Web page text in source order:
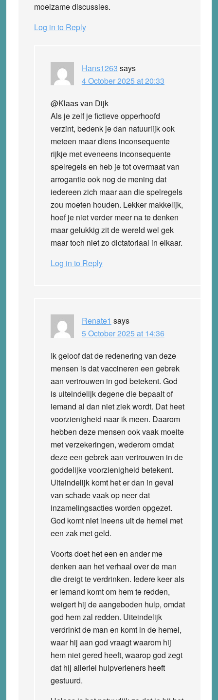
moeizame discussies.
Log in to Reply
Hans1263 says
4 October 2025 at 20:33
@Klaas van Dijk
Als je zelf je fictieve opperhoofd
verzint, bedenk je dan natuurlijk ook
meteen maar diens inconsequente
rijkje met eveneens inconsequente
spelregels en heb je tot overmaat van
arrogantie ook nog de mening dat
iedereen zich maar aan die spelregels
zou moeten houden. Lekker makkelijk,
hoef je niet verder meer na te denken
maar gelukkig zit de wereld wel gek
maar toch niet zo dictatoriaal in elkaar.
Log in to Reply
Renate1 says
5 October 2025 at 14:36
Ik geloof dat de redenering van deze
mensen is dat vaccineren een gebrek
aan vertrouwen in god betekent. God
is uiteindelijk degene die bepaalt of
iemand al dan niet ziek wordt. Dat heet
voorzienigheid naar ik meen. Daarom
hebben deze mensen ook vaak moeite
met verzekeringen, wederom omdat
deze een gebrek aan vertrouwen in de
goddelijke voorzienigheid betekent.
Uiteindelijk komt het er dan in geval
van schade vaak op neer dat
inzamelingsacties worden opgezet.
God komt niet ineens uit de hemel met
een zak met geld.
Voorts doet het een en ander me
denken aan het verhaal over de man
die dreigt te verdrinken. Iedere keer als
er iemand komt om hem te redden,
weigert hij de aangeboden hulp, omdat
god hem zal redden. Uiteindelijk
verdrinkt de man en komt in de hemel,
waar hij aan god vraagt waarom hij
hem niet gered heeft, waarop god zegt
dat hij allerlei hulpverleners heeft
gestuurd.